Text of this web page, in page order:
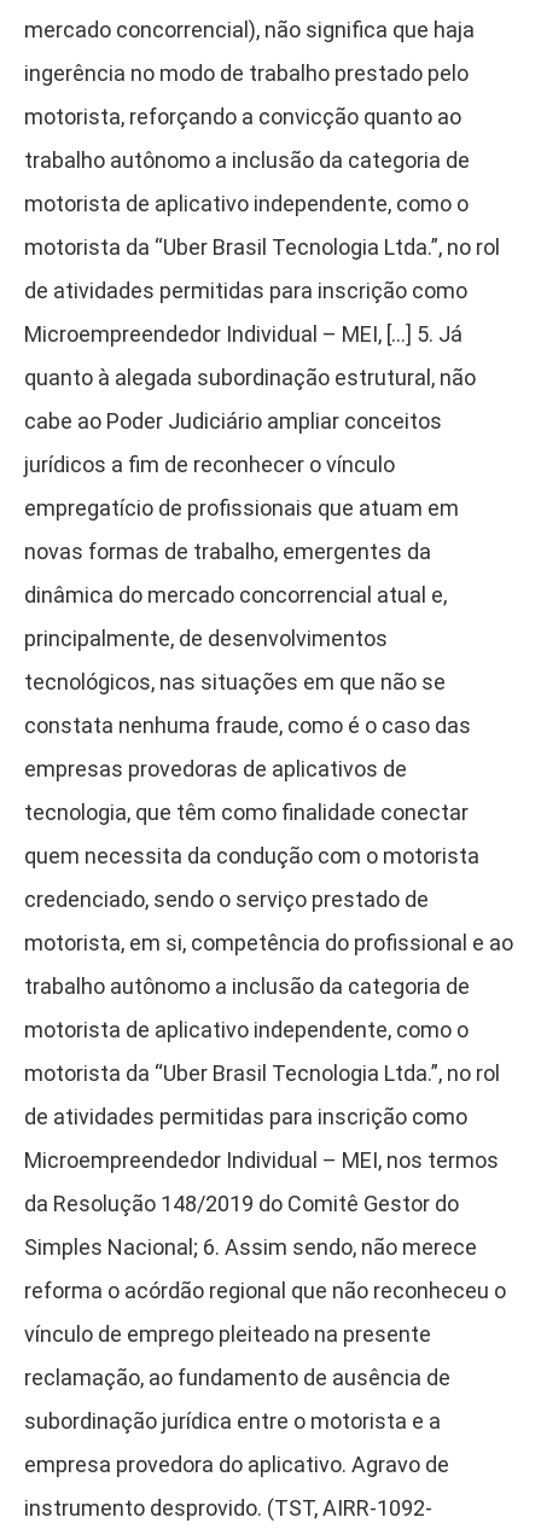
mercado concorrencial), não significa que haja
ingerência no modo de trabalho prestado pelo
motorista, reforçando a convicção quanto ao
trabalho autônomo a inclusão da categoria de
motorista de aplicativo independente, como o
motorista da “Uber Brasil Tecnologia Ltda.”, no rol
de atividades permitidas para inscrição como
Microempreendedor Individual – MEI, […] 5. Já
quanto à alegada subordinação estrutural, não
cabe ao Poder Judiciário ampliar conceitos
jurídicos a fim de reconhecer o vínculo
empregatício de profissionais que atuam em
novas formas de trabalho, emergentes da
dinâmica do mercado concorrencial atual e,
principalmente, de desenvolvimentos
tecnológicos, nas situações em que não se
constata nenhuma fraude, como é o caso das
empresas provedoras de aplicativos de
tecnologia, que têm como finalidade conectar
quem necessita da condução com o motorista
credenciado, sendo o serviço prestado de
motorista, em si, competência do profissional e ao
trabalho autônomo a inclusão da categoria de
motorista de aplicativo independente, como o
motorista da “Uber Brasil Tecnologia Ltda.”, no rol
de atividades permitidas para inscrição como
Microempreendedor Individual – MEI, nos termos
da Resolução 148/2019 do Comitê Gestor do
Simples Nacional; 6. Assim sendo, não merece
reforma o acórdão regional que não reconheceu o
vínculo de emprego pleiteado na presente
reclamação, ao fundamento de ausência de
subordinação jurídica entre o motorista e a
empresa provedora do aplicativo. Agravo de
instrumento desprovido. (TST, AIRR-1092-